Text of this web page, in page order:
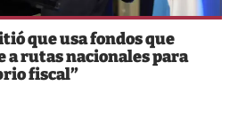
que usa fondos que
a rutas nacionales para
fiscal”